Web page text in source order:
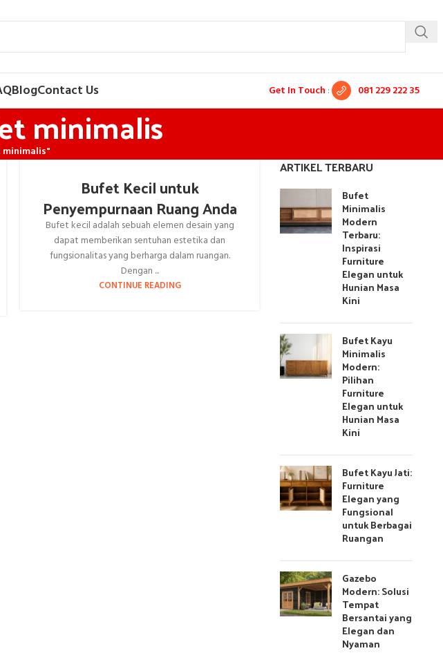
BlogContact Us Get In Touch : 081 229 222 35
minimalis
Bufet Kecil untuk
Penyempurnaan Ruang Anda
Bufet kecil adalah sebuah elemen desain yang
dapat memberikan sentuhan estetika dan
fungsionalitas yang berharga dalam ruangan.
Dengan ...
CONTINUE READING
ARTIKEL TERBARU
Bufet
Minimalis
Modern
Terbaru:
Inspirasi
Furniture
Elegan untuk
Hunian Masa
Kini
Bufet Kayu
Minimalis
Modern:
Pilihan
Furniture
Elegan untuk
Hunian Masa
Kini
Bufet Kayu Jati:
Furniture
Elegan yang
Fungsional
untuk Berbagai
Ruangan
Gazebo
Modern: Solusi
Tempat
Bersantai yang
Elegan dan
Nyaman